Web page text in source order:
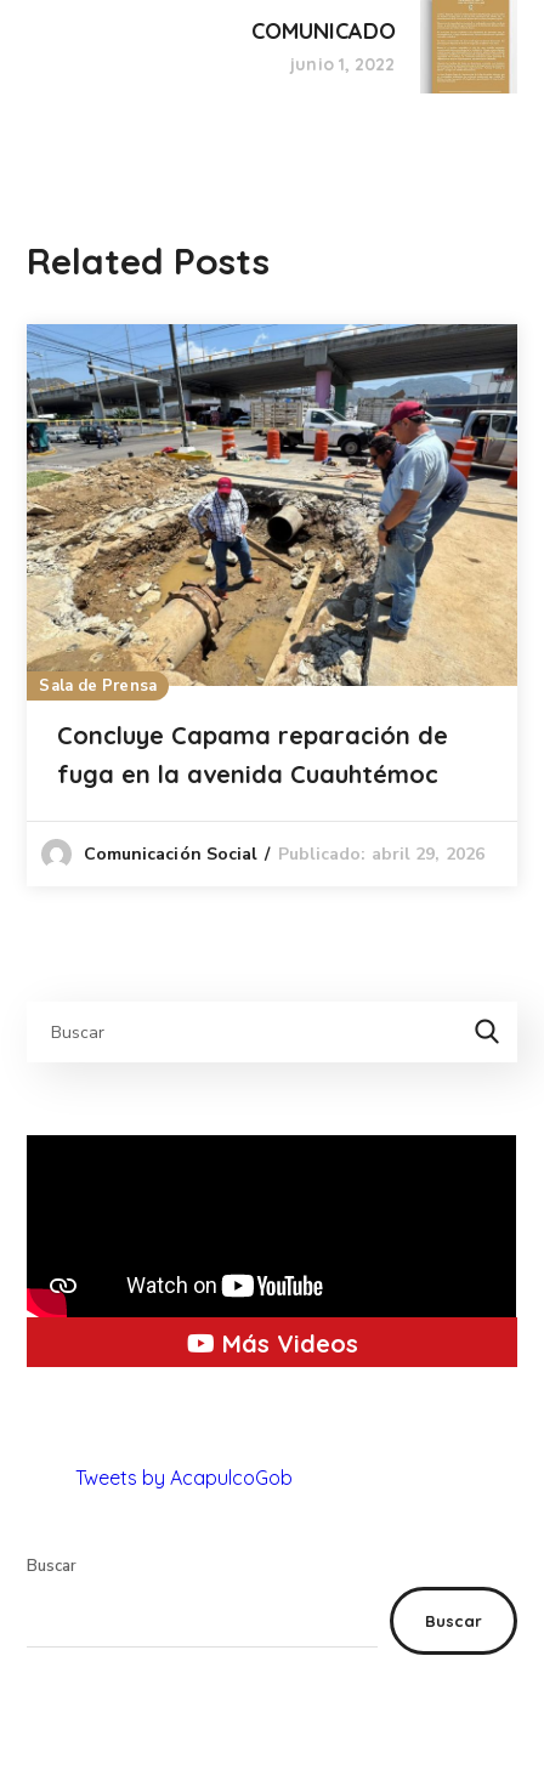
COMUNICADO
junio 1, 2022
Related Posts
Sala de Prensa
Concluye Capama reparación de
fuga en la avenida Cuauhtémoc
Comunicación Social Publicado: abril 29, 2026
Más Videos
Tweets by AcapulcoGob
Buscar
Buscar